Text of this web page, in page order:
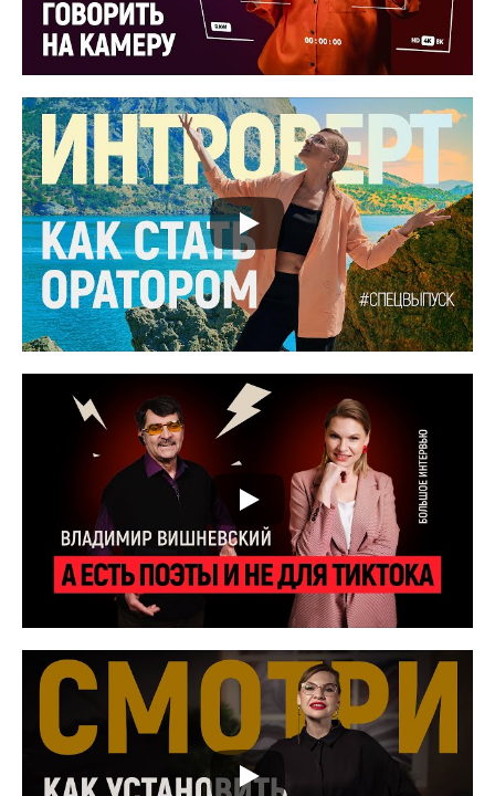
Преподаватель -
Ольга Сосина